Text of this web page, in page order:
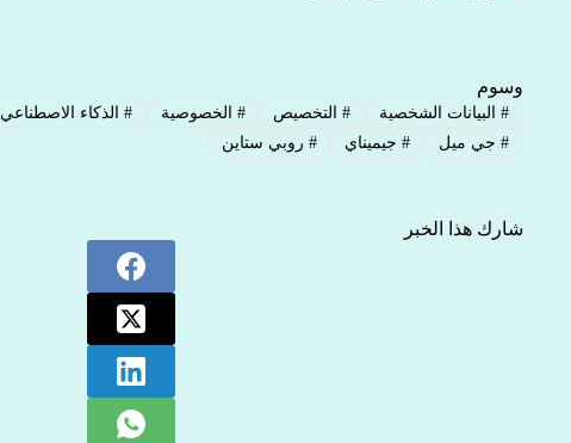
وسوم
#البيانات الشخصية #التخصيص # الخصوصية # الذكاء الاصطناعي
#جي ميل #جيميناي # روبي ستاين
شارك هذا الخبر